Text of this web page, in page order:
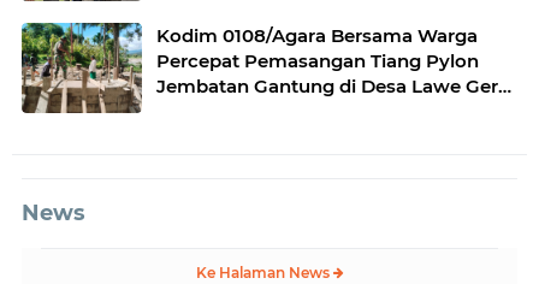
Kodim 0108/Agara Bersama Warga
Percepat Pemasangan Tiang Pylon
Jembatan Gantung di Desa Lawe Ger-
News
Ke Halaman News